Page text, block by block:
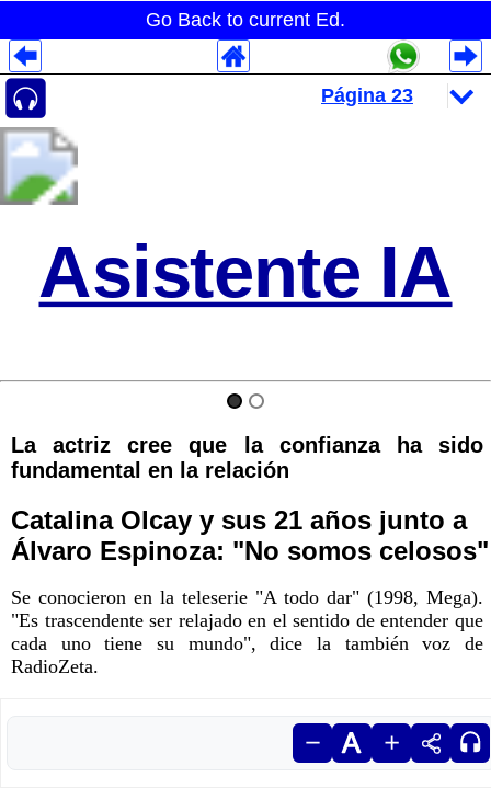
Go Back to current Ed.
Asistente IA
La actriz cree que la confianza ha sido
fundamental en la relación
Catalina Olcay y sus 21 años junto a
Álvaro Espinoza: "No somos celosos"
Se conocieron en la teleserie "A todo dar" (1998, Mega).
"Es trascendente ser relajado en el sentido de entender que
cada uno tiene su mundo", dice la también voz de
RadioZeta.
Despliegues Analytics
Despliegues Totales
Despliegues por Rubros